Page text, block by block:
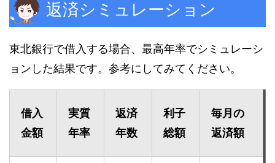
返済シミュレーション
東北銀行で借入する場合、最高年率でシミュレーシ
ョンした結果です。参考にしてみてください。
借入
金額
実質
年率
返済
年数
利子
総額
毎月の
返済額